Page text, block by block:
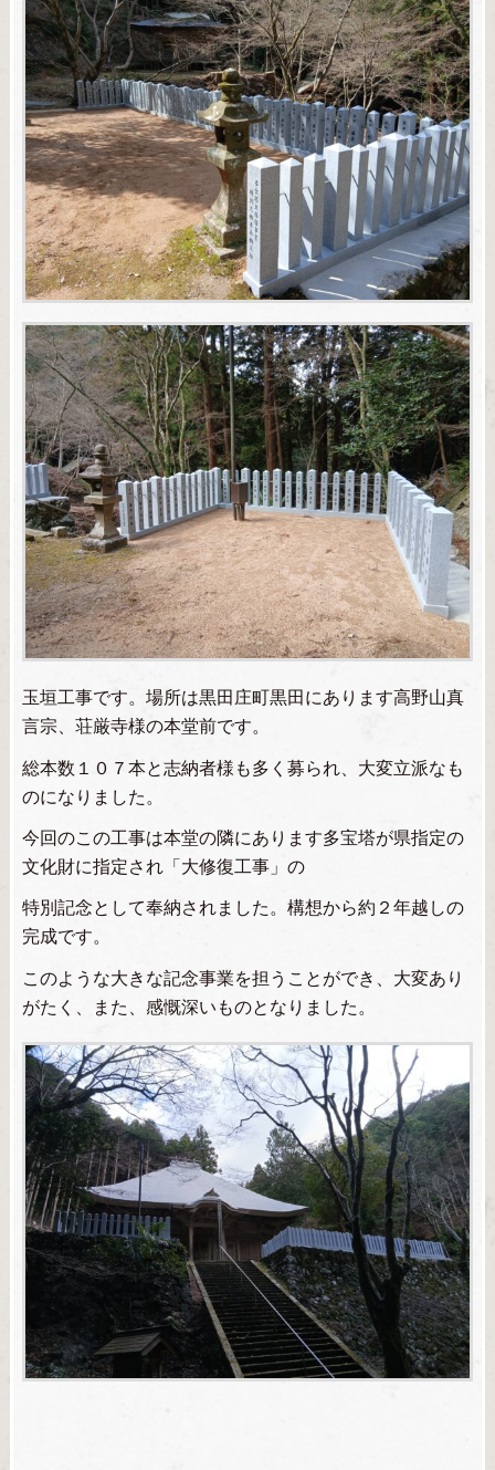
玉垣工事です。場所は黒田庄町黒田にあります高野山真
言宗、荘厳寺様の本堂前です。
総本数１０７本と志納者様も多く募られ、大変立派なも
のになりました。
今回のこの工事は本堂の隣にあります多宝塔が県指定の
文化財に指定され「大修復工事」の
特別記念として奉納されました。構想から約２年越しの
完成です。
このような大きな記念事業を担うことができ、大変あり
がたく、また、感慨深いものとなりました。